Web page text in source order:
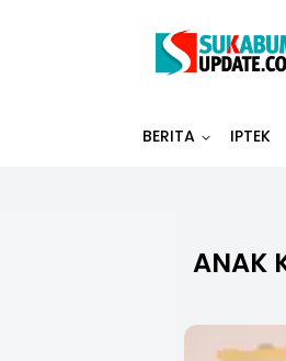
BERITA IPTEK
ANAK